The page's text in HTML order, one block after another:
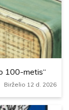
100-metis“
Birželio 12 d. 2026